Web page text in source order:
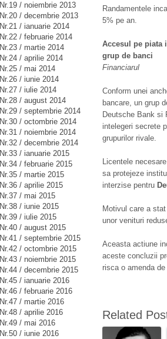
Randamentele
5% pe an.
Accesul pe piata
grup de banci
Financiarul
Conform unei
bancare, un grup
Deutsche Bank si
intelegeri secrete
grupurilor rivale.
Licentele
sa protejeze
interzise pentru
Motivul care a
unor venituri
Aceasta actiune
aceste concluzii
risca o amenda
Related
Nr.19 / noiembrie 2013
Nr.20 / decembrie 2013
Nr.21 / ianuarie 2014
Nr.22 / februarie 2014
Nr.23 / martie 2014
Nr.24 / aprilie 2014
Nr.25 / mai 2014
Nr.26 / iunie 2014
Nr.27 / iulie 2014
Nr.28 / august 2014
Nr.29 / septembrie 2014
Nr.30 / octombrie 2014
Nr.31 / noiembrie 2014
Nr.32 / decembrie 2014
Nr.33 / ianuarie 2015
Nr.34 / februarie 2015
Nr.35 / martie 2015
Nr.36 / aprilie 2015
Nr.37 / mai 2015
Nr.38 / iunie 2015
Nr.39 / iulie 2015
Nr.40 / august 2015
Nr.41 / septembrie 2015
Nr.42 / octombrie 2015
Nr.43 / noiembrie 2015
Nr.44 / decembrie 2015
Nr.45 / ianuarie 2016
Nr.46 / februarie 2016
Nr.47 / martie 2016
Nr.48 / aprilie 2016
Nr.49 / mai 2016
Nr.50 / iunie 2016